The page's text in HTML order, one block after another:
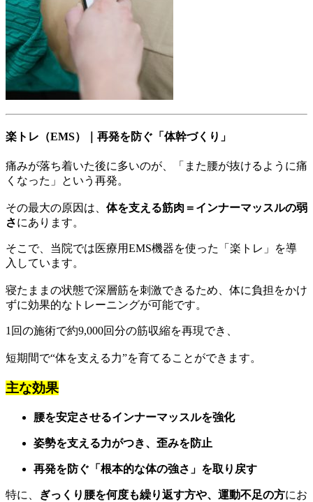
楽トレ（EMS）｜再発を防ぐ「体幹づくり」
痛みが落ち着いた後に多いのが、「また腰が抜けるように痛
くなった」という再発。
その最大の原因は、 体を支える筋肉＝インナーマッスルの弱
さにあります。
そこで、当院では医療用EMS機器を使った「楽トレ」を導
入しています。
寝たままの状態で深層筋を刺激できるため、体に負担をかけ
ずに効果的なトレーニングが可能です。
1回の施術で約9,000回分の筋収縮を再現でき、
短期間で“体を支える力”を育てることができます。
主な効果
腰を安定させるインナーマッスルを強化
姿勢を支える力がつき、歪みを防止
再発を防ぐ「根本的な体の強さ」を取り戻す
特に、 ぎっくり腰を何度も繰り返す方や、運動不足の方にお